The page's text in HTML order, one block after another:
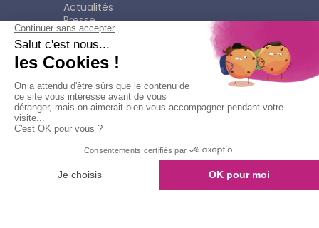
Actualités
Presse
Rejoindre le Réseau
Nous rejoindre
Plaquette
Confidentialité
Plan du site
Mentions légales
Politique de confidentialité
Viagimmo - Tout droits réservés